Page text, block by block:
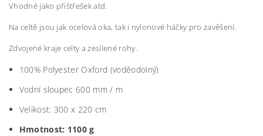
Vhodné jako přištřešek atd.
Na celtě jsou jak ocelová oka, tak i nylonové háčky pro zavěšení.
Zdvojené kraje celty a zesílené rohy.
100% Polyester Oxford (voděodolný)
Vodní sloupec 600 mm / m
Velikost: 300 x 220 cm
Hmotnost: 1100 g